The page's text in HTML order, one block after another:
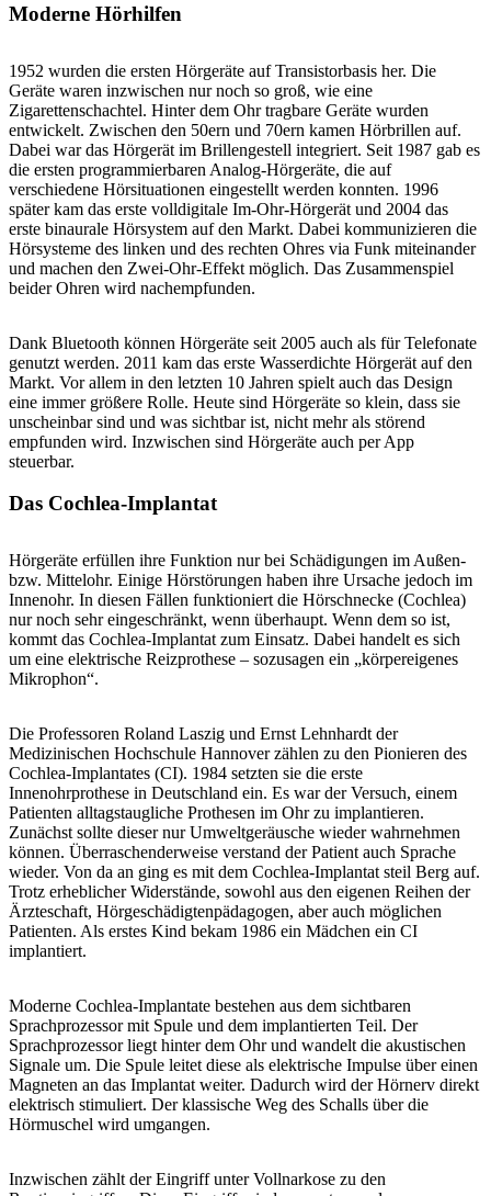
Moderne Hörhilfen
1952 wurden die ersten Hörgeräte auf Transistorbasis her. Die
Geräte waren inzwischen nur noch so groß, wie eine
Zigarettenschachtel. Hinter dem Ohr tragbare Geräte wurden
entwickelt. Zwischen den 50ern und 70ern kamen Hörbrillen auf.
Dabei war das Hörgerät im Brillengestell integriert. Seit 1987 gab es
die ersten programmierbaren Analog-Hörgeräte, die auf
verschiedene Hörsituationen eingestellt werden konnten. 1996
später kam das erste volldigitale Im-Ohr-Hörgerät und 2004 das
erste binaurale Hörsystem auf den Markt. Dabei kommunizieren die
Hörsysteme des linken und des rechten Ohres via Funk miteinander
und machen den Zwei-Ohr-Effekt möglich. Das Zusammenspiel
beider Ohren wird nachempfunden.
Dank Bluetooth können Hörgeräte seit 2005 auch als für Telefonate
genutzt werden. 2011 kam das erste Wasserdichte Hörgerät auf den
Markt. Vor allem in den letzten 10 Jahren spielt auch das Design
eine immer größere Rolle. Heute sind Hörgeräte so klein, dass sie
unscheinbar sind und was sichtbar ist, nicht mehr als störend
empfunden wird. Inzwischen sind Hörgeräte auch per App
steuerbar.
Das Cochlea-Implantat
Hörgeräte erfüllen ihre Funktion nur bei Schädigungen im Außen-
bzw. Mittelohr. Einige Hörstörungen haben ihre Ursache jedoch im
Innenohr. In diesen Fällen funktioniert die Hörschnecke (Cochlea)
nur noch sehr eingeschränkt, wenn überhaupt. Wenn dem so ist,
kommt das Cochlea-Implantat zum Einsatz. Dabei handelt es sich
um eine elektrische Reizprothese – sozusagen ein „körpereigenes
Mikrophon“.
Die Professoren Roland Laszig und Ernst Lehnhardt der
Medizinischen Hochschule Hannover zählen zu den Pionieren des
Cochlea-Implantates (CI). 1984 setzten sie die erste
Innenohrprothese in Deutschland ein. Es war der Versuch, einem
Patienten alltagstaugliche Prothesen im Ohr zu implantieren.
Zunächst sollte dieser nur Umweltgeräusche wieder wahrnehmen
können. Überraschenderweise verstand der Patient auch Sprache
wieder. Von da an ging es mit dem Cochlea-Implantat steil Berg auf.
Trotz erheblicher Widerstände, sowohl aus den eigenen Reihen der
Ärzteschaft, Hörgeschädigtenpädagogen, aber auch möglichen
Patienten. Als erstes Kind bekam 1986 ein Mädchen ein CI
implantiert.
Moderne Cochlea-Implantate bestehen aus dem sichtbaren
Sprachprozessor mit Spule und dem implantierten Teil. Der
Sprachprozessor liegt hinter dem Ohr und wandelt die akustischen
Signale um. Die Spule leitet diese als elektrische Impulse über einen
Magneten an das Implantat weiter. Dadurch wird der Hörnerv direkt
elektrisch stimuliert. Der klassische Weg des Schalls über die
Hörmuschel wird umgangen.
Inzwischen zählt der Eingriff unter Vollnarkose zu den